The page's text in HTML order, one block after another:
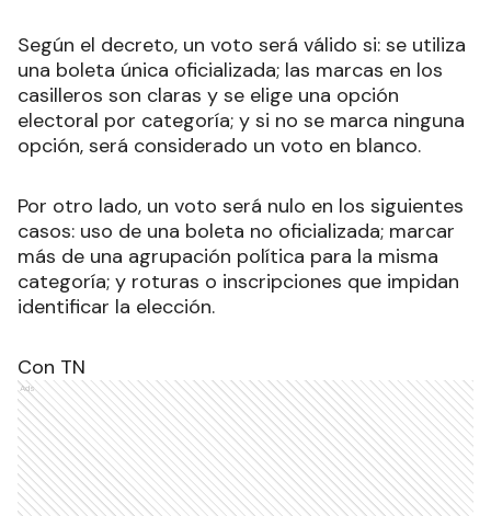
Según el decreto, un voto será válido si: se utiliza
una boleta única oficializada; las marcas en los
casilleros son claras y se elige una opción
electoral por categoría; y si no se marca ninguna
opción, será considerado un voto en blanco.
Por otro lado, un voto será nulo en los siguientes
casos: uso de una boleta no oficializada; marcar
más de una agrupación política para la misma
categoría; y roturas o inscripciones que impidan
identificar la elección.
Con TN
Ads